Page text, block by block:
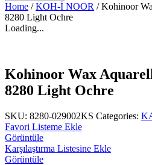
Home /KOH-İ NOOR / Kohinoor
8280 Light Ochre
Loading...
Kohinoor Wax
8280 Light Ochre
SKU: 8280-029002KS Categories:
Favori Listeme Ekle
Görüntüle
Karşılaştırma Listesine Ekle
Görüntüle